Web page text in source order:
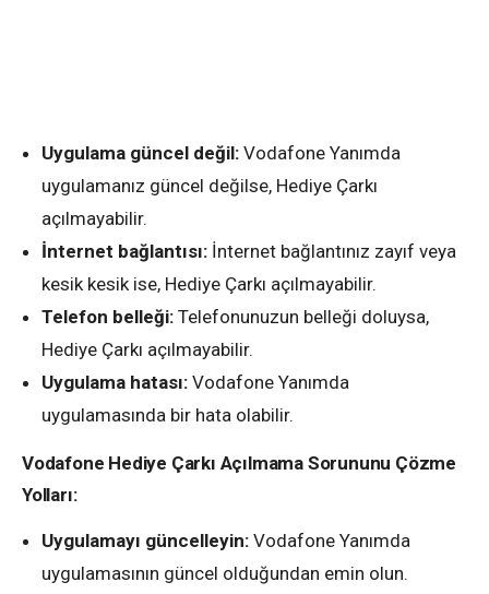
Uygulama güncel değil: Vodafone Yanımda
uygulamanız güncel değilse, Hediye Çarkı
açılmayabilir.
İnternet bağlantısı: İnternet bağlantınız zayıf veya
kesik kesik ise, Hediye Çarkı açılmayabilir.
Telefon belleği: Telefonunuzun belleği doluysa,
Hediye Çarkı açılmayabilir.
Uygulama hatası: Vodafone Yanımda
uygulamasında bir hata olabilir.
Vodafone Hediye Çarkı Açılmama Sorununu Çözme
Yolları:
Uygulamayı güncelleyin: Vodafone Yanımda
uygulamasının güncel olduğundan emin olun.